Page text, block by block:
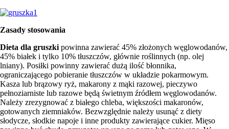
Zasady stosowania
Dieta dla gruszki powinna zawierać 45% złożonych węglowodanów,
45% białek i tylko 10% tłuszczów, głównie roślinnych (np. olej
lniany). Posiłki powinny zawierać dużą ilość błonnika,
ograniczającego pobieranie tłuszczów w układzie pokarmowym.
Kasza lub brązowy ryż, makarony z mąki razowej, pieczywo
pełnoziarniste lub razowe będą świetnym źródłem węglowodanów.
Należy zrezygnować z białego chleba, większości makaronów,
gotowanych ziemniaków. Bezwzględnie należy usunąć z diety
słodycze, słodkie napoje i inne produkty zawierające cukier. Mięso